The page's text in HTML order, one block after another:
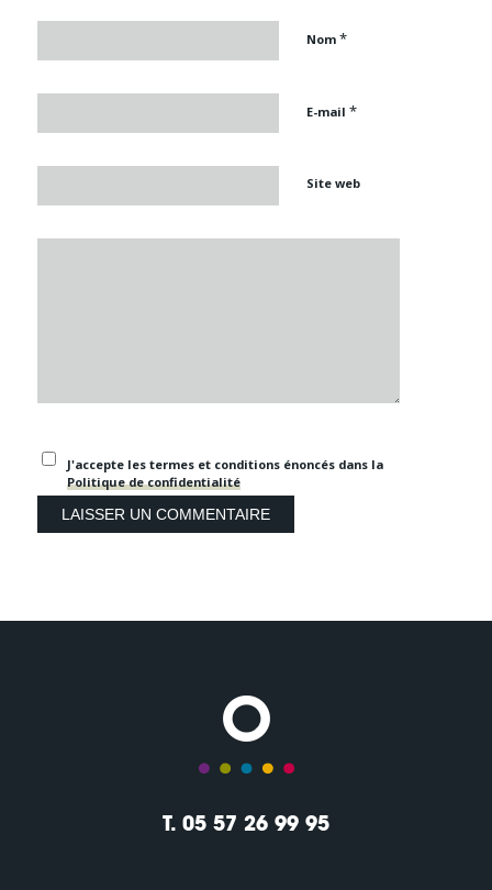
Nom *
E-mail *
Site web
J'accepte les termes et conditions énoncés dans la
Politique de confidentialité
T. 05 57 26 99 95